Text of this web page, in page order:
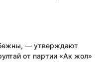
— утверждают
от партии «Ак жол»